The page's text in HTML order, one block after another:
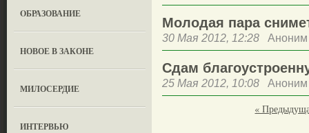
OБРАЗОВАНИЕ
НОВОЕ В ЗАКОНЕ
МИЛОСЕРДИЕ
ИНТЕРВЬЮ
Молодая пара
30 Мая 2012, 12:28 Аноним
Сдам
25 Мая 2012, 10:08 Аноним
«